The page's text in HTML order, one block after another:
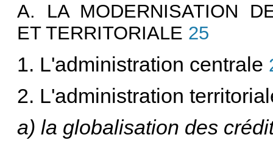
A. LA MODERNISATION
ET TERRITORIALE 25
1. L'administration centrale
2. L'administration
a) la globalisation des